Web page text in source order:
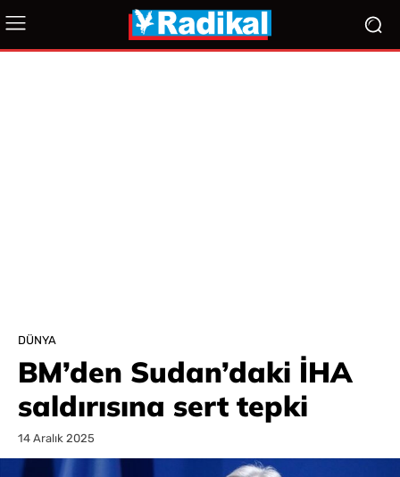
DÜNYA
BM’den Sudan’daki İHA
saldırısına sert tepki
14 Aralık 2025